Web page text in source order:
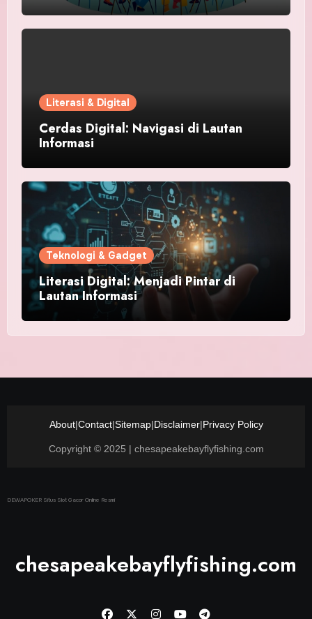
Literasi & Digital
Cerdas Digital: Navigasi di Lautan
Informasi
Teknologi & Gadget
Literasi Digital: Menjadi Pintar di
Lautan Informasi
About|Contact|Sitemap|Disclaimer|Privacy Policy
Copyright © 2025 | chesapeakebayflyfishing.com
DEWAPOKER Situs Slot Gacor Online Resmi
chesapeakebayflyfishing.com